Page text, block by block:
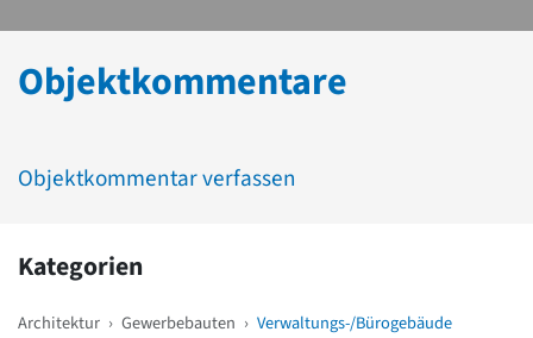
Objektkommentare
Objektkommentar verfassen
Kategorien
Architektur › Gewerbebauten › Verwaltungs-/Bürogebäude